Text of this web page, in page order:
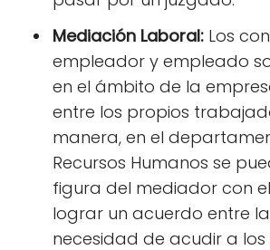
Mediación Laboral: Los
empleador y empleado
en el ámbito de la
entre los propios
manera, en el
Recursos Humanos se
figura del mediador con
lograr un acuerdo entre
necesidad de acudir a los